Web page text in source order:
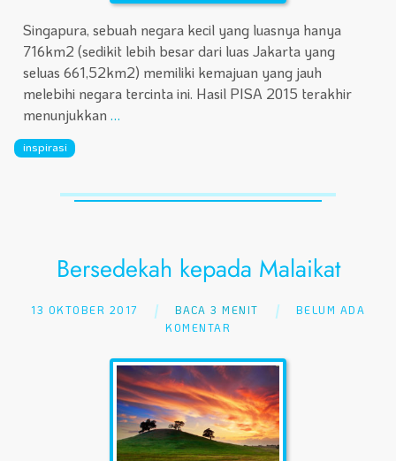
Singapura, sebuah negara kecil yang luasnya hanya
716km2 (sedikit lebih besar dari luas Jakarta yang
seluas 661,52km2) memiliki kemajuan yang jauh
melebihi negara tercinta ini. Hasil PISA 2015 terakhir
menunjukkan …
inspirasi
Bersedekah kepada Malaikat
13 OKTOBER 2017 BACA 3 MENIT
BELUM ADA
KOMENTAR